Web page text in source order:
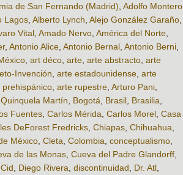
de San Fernando (Madrid) Adolfo Montero
Lagos Alberto Lynch Alejo González Garaño
Vital Amado Nervo América del Norte
, Antonio Alice Antonio Bernal Antonio Berni
art déco arte arte abstracto arte
Invención arte estadounidense arte
prehispánico arte rupestre Arturo Pani
Martín Bogotá Brasil Brasilia
Fuentes Carlos Mérida Carlos Morel Casa
DeForest Fredricks Chiapas Chihuahua
México Cleta Colombia conceptualismo
de las Monas Cueva del Padre Glandorff
Diego Rivera discontinuidad Dr. Atl